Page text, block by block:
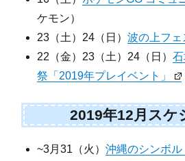
ケモン）
23（土）24（日）波の上フ
22（金）23（土）24（日）
祭「2019年プレイベント」
2019年12月スケ
~3月31（火）沖縄のシンボ